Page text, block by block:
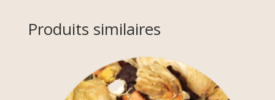
Produits similaires